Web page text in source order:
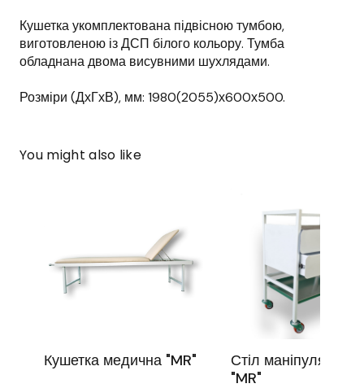
Кушетка укомплектована підвісною тумбою,
виготовленою із ДСП білого кольору. Тумба
обладнана двома висувними шухлядами.
Розміри (ДхГхВ), мм: 1980(2055)х600х500.
You might also like
Кушетка медична "MR"
Стіл
"MR"